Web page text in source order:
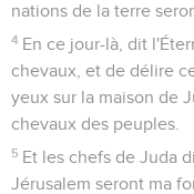
nations de la terre
4 En ce jour-là, dit
chevaux, et de délire
yeux sur la maison de
chevaux des peuples.
5 Et les chefs de Juda
Jérusalem seront ma